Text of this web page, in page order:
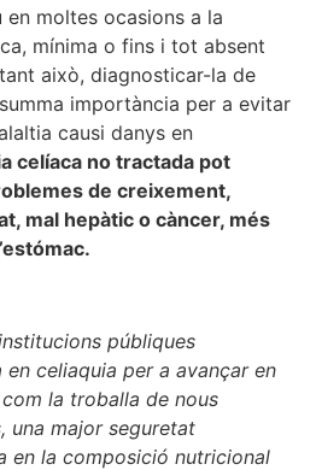
moltes ocasions a la
mínima o fins i tot absent
això, diagnosticar-la de
importància per a evitar
causi danys en
celíaca no tractada pot
de creixement,
mal hepàtic o càncer, més
públiques
celiaquia per a avançar en
la troballa de nous
una major seguretat
en la composició nutricional